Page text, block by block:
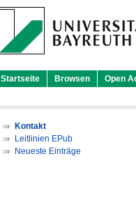
Startseite Browsen Open
Kontakt
Leitlinien EPub
Neueste Einträge